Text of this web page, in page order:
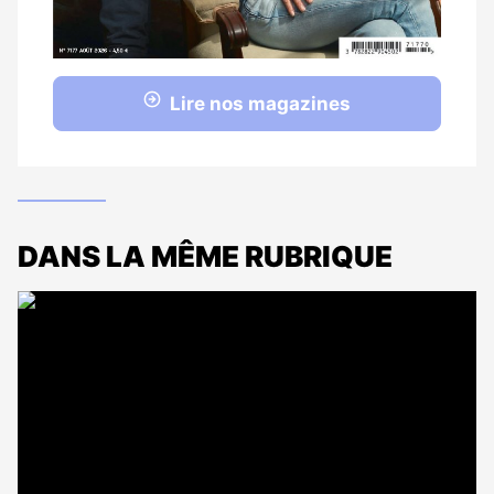
Lire nos magazines
DANS LA MÊME RUBRIQUE